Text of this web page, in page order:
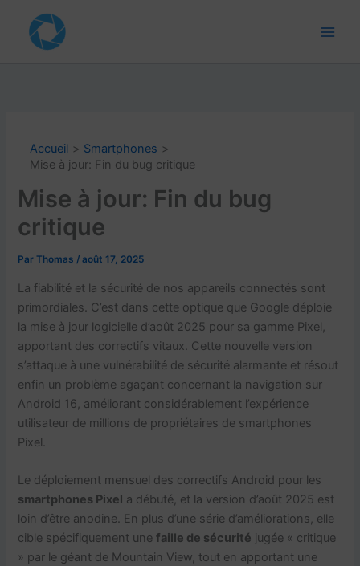
contenu
Accueil
Smartphones
Mise à jour: Fin du bug critique
Mise à jour: Fin du bug
critique
ParThomas/août 17, 2025
La fiabilité et la sécurité de nos appareils connectés sont
primordiales. C’est dans cette optique que Google déploie
la mise à jour logicielle d’août 2025 pour sa gamme Pixel,
apportant des correctifs vitaux. Cette nouvelle version
s’attaque à une vulnérabilité de sécurité alarmante et résout
enfin un problème agaçant concernant la navigation sur
Android 16, améliorant considérablement l’expérience
utilisateur de millions de propriétaires de smartphones
Pixel.
Le déploiement mensuel des correctifs Android pour les
smartphones Pixel a débuté, et la version d’août 2025 est
loin d’être anodine. En plus d’une série d’améliorations, elle
cible spécifiquement unefaille de sécurité jugée « critique
» par le géant de Mountain View, tout en apportant une